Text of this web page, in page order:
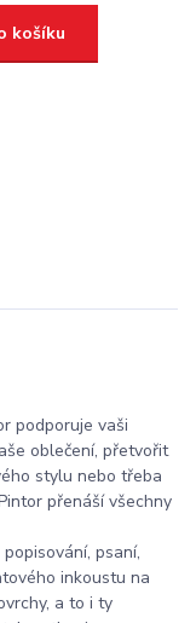
košíku
podporuje vaši
oblečení, přetvořit
stylu nebo třeba
přenáší všechny
psaní,
inkoustu na
a to i ty